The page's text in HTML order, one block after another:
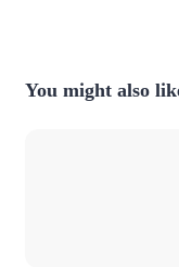
You might also